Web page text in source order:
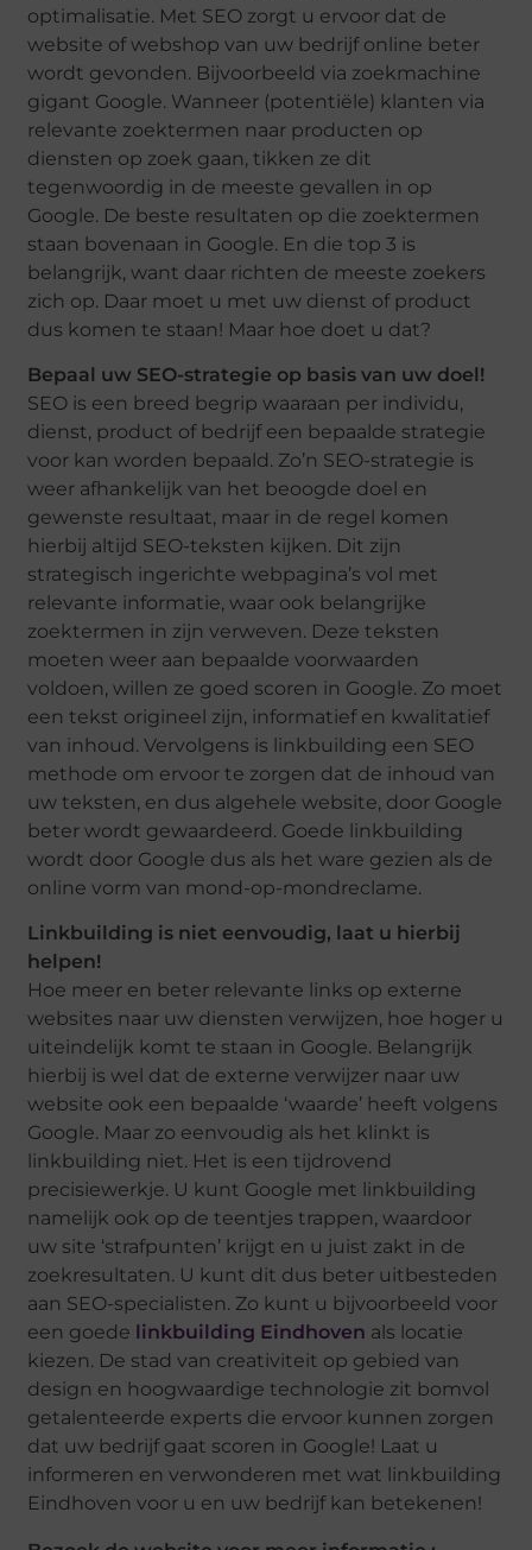
optimalisatie. Met SEO zorgt u ervoor dat de
website of webshop van uw bedrijf online beter
wordt gevonden. Bijvoorbeeld via zoekmachine
gigant Google. Wanneer (potentiële) klanten via
relevante zoektermen naar producten op
diensten op zoek gaan, tikken ze dit
tegenwoordig in de meeste gevallen in op
Google. De beste resultaten op die zoektermen
staan bovenaan in Google. En die top 3 is
belangrijk, want daar richten de meeste zoekers
zich op. Daar moet u met uw dienst of product
dus komen te staan! Maar hoe doet u dat?
Bepaal uw SEO-strategie op basis van uw doel!
SEO is een breed begrip waaraan per individu,
dienst, product of bedrijf een bepaalde strategie
voor kan worden bepaald. Zo’n SEO-strategie is
weer afhankelijk van het beoogde doel en
gewenste resultaat, maar in de regel komen
hierbij altijd SEO-teksten kijken. Dit zijn
strategisch ingerichte webpagina’s vol met
relevante informatie, waar ook belangrijke
zoektermen in zijn verweven. Deze teksten
moeten weer aan bepaalde voorwaarden
voldoen, willen ze goed scoren in Google. Zo moet
een tekst origineel zijn, informatief en kwalitatief
van inhoud. Vervolgens is linkbuilding een SEO
methode om ervoor te zorgen dat de inhoud van
uw teksten, en dus algehele website, door Google
beter wordt gewaardeerd. Goede linkbuilding
wordt door Google dus als het ware gezien als de
online vorm van mond-op-mondreclame.
Linkbuilding is niet eenvoudig, laat u hierbij
helpen!
Hoe meer en beter relevante links op externe
websites naar uw diensten verwijzen, hoe hoger u
uiteindelijk komt te staan in Google. Belangrijk
hierbij is wel dat de externe verwijzer naar uw
website ook een bepaalde ‘waarde’ heeft volgens
Google. Maar zo eenvoudig als het klinkt is
linkbuilding niet. Het is een tijdrovend
precisiewerkje. U kunt Google met linkbuilding
namelijk ook op de teentjes trappen, waardoor
uw site ‘strafpunten’ krijgt en u juist zakt in de
zoekresultaten. U kunt dit dus beter uitbesteden
aan SEO-specialisten. Zo kunt u bijvoorbeeld voor
een goede linkbuilding Eindhoven als locatie
kiezen. De stad van creativiteit op gebied van
design en hoogwaardige technologie zit bomvol
getalenteerde experts die ervoor kunnen zorgen
dat uw bedrijf gaat scoren in Google! Laat u
informeren en verwonderen met wat linkbuilding
Eindhoven voor u en uw bedrijf kan betekenen!